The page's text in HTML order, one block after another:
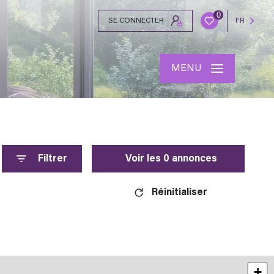
SE CONNECTER
0
FR
MENU
Filtrer Voir les 0 annonces
Réinitialiser